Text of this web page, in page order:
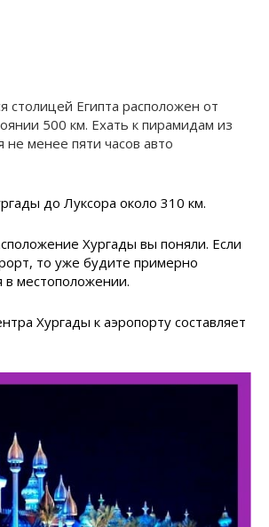
столицей Египта расположен от
500 км. Ехать к пирамидам из
не менее пяти часов авто
до Луксора около 310 км.
Хургады вы поняли. Если
то уже будите примерно
в местоположении.
Хургады к аэропорту составляет